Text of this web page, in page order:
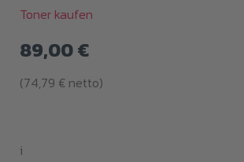
Toner kaufen
89,00€
(74,79 €netto)
i